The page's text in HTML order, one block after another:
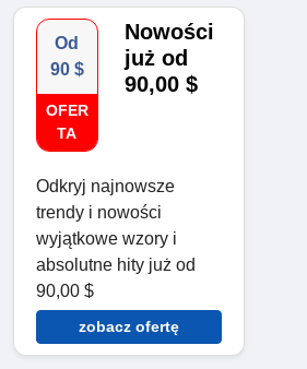
Od
90 $
OFER
TA
Nowości
już od
90,00 $
Odkryj najnowsze
trendy i nowości
wyjątkowe wzory i
absolutne hity już od
90,00 $
zobacz ofertę